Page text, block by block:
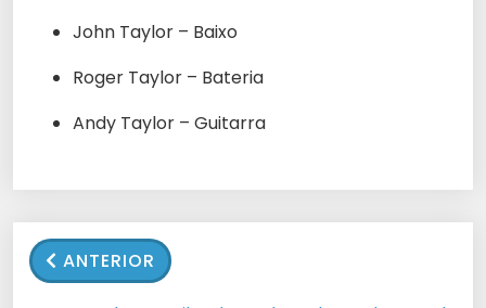
John Taylor – Baixo
Roger Taylor – Bateria
Andy Taylor – Guitarra
ANTERIOR